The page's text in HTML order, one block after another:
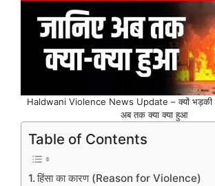
Haldwani Violence News Update – क्यों भड़की
अब तक क्या क्या हुआ
Table of Contents
हिंसा का कारण (Reason for Violence)